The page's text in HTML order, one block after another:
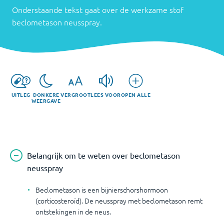
Onderstaande tekst gaat over de werkzame stof
beclometason neusspray.
UITLEG DONKERE
WEERGAVE
VERGROOTLEES VOOROPEN ALLE
Belangrijk om te weten over beclometason
neusspray
Beclometason is een bijnierschorshormoon
(corticosteroïd). De neusspray met beclometason remt
ontstekingen in de neus.